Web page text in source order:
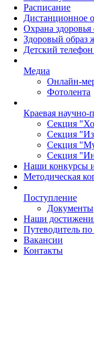
Расписание
Дистанционное
Охрана
Здоровый образ
Детский
Медиа
Онлайн-
Фотолента
Краевая
Секция
Секция
Секция
Секция
Наши конкурсы
Методическая
Поступление
Документы
Наши
Путеводитель
Вакансии
Контакты